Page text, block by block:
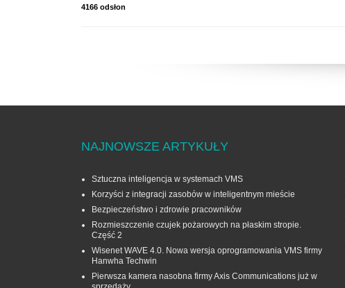
4166 odsłon
NAJNOWSZE ARTYKUŁY
Sztuczna inteligencja w systemach VMS
Korzyści z integracji zasobów w inteligentnym mieście
Bezpieczeństwo i zdrowie pracowników
Rozmieszczenie czujek pożarowych na płaskim stropie.
Część 2
Wisenet WAVE 4.0. Nowa wersja oprogramowania VMS firmy
Hanwha Techwin
Pierwsza kamera nasobna firmy Axis Communications już w